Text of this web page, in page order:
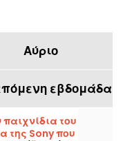
Αύριο
εβδομάδα
του
της Sony που